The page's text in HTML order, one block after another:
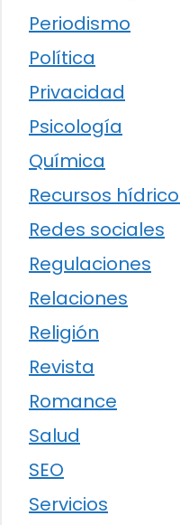
Periodismo
Política
Privacidad
Psicología
Química
Recursos
Redes sociales
Regulaciones
Relaciones
Religión
Revista
Romance
Salud
SEO
Servicios